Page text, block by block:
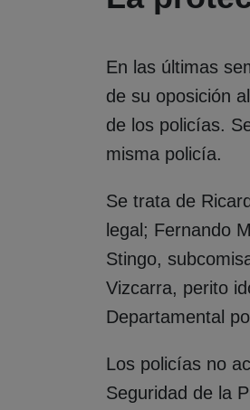
En las últimas
de su oposición
de los policías.
misma policía.
Se trata de
legal; Fernando
Stingo,
Vizcarra, perito
Departamental
Los policías no
Seguridad de la